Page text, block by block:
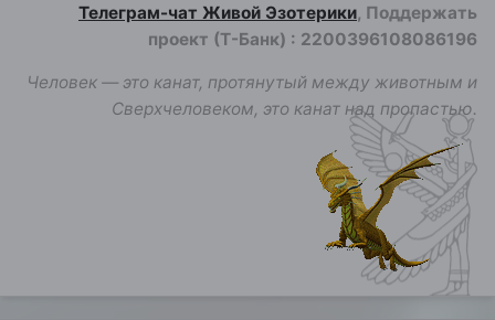
Телеграм-чат Живой Эзотерики, Поддержать
проект (Т-Банк) : 2200396108086196
Человек — это канат, протянутый между животным и
Сверхчеловеком, это канат над пропастью.